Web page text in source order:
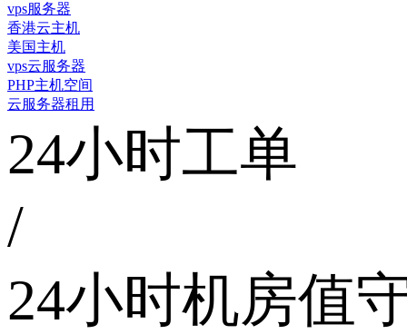
vps服务器
香港云主机
美国主机
vps云服务器
PHP主机空间
云服务器租用
24小时工单
/
24小时机房值